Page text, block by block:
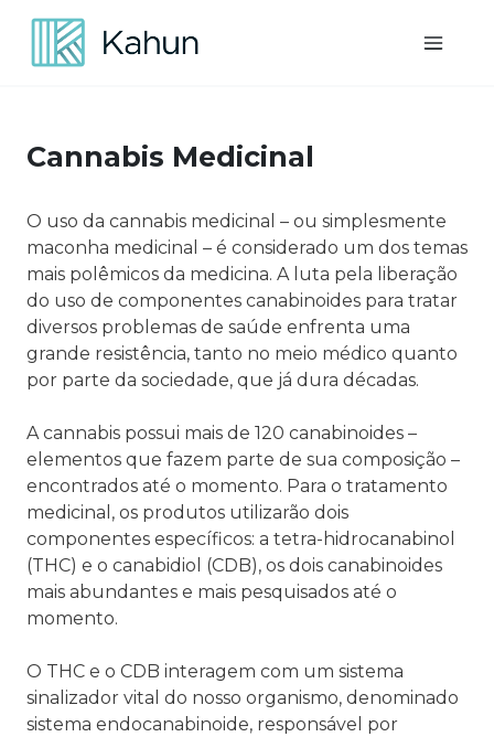
Cannabis Medicinal
O uso da cannabis medicinal – ou simplesmente
maconha medicinal – é considerado um dos temas
mais polêmicos da medicina. A luta pela liberação
do uso de componentes canabinoides para tratar
diversos problemas de saúde enfrenta uma
grande resistência, tanto no meio médico quanto
por parte da sociedade, que já dura décadas.
A cannabis possui mais de 120 canabinoides –
elementos que fazem parte de sua composição –
encontrados até o momento. Para o tratamento
medicinal, os produtos utilizarão dois
componentes específicos: a tetra-hidrocanabinol
(THC) e o canabidiol (CDB), os dois canabinoides
mais abundantes e mais pesquisados até o
momento.
O THC e o CDB interagem com um sistema
sinalizador vital do nosso organismo, denominado
sistema endocanabinoide, responsável por